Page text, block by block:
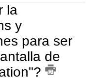
la
y
para ser
de